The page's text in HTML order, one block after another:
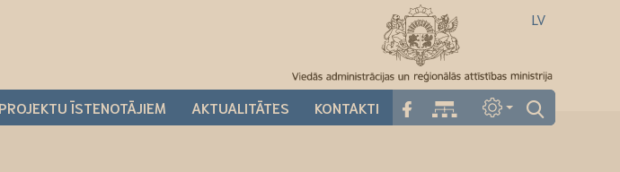
LV
ĪSTENOTĀJIEM AKTUALITĀTES KONTAKTI